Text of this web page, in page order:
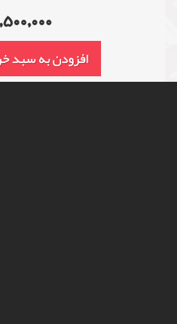
64,500,000
افزودن به سبد